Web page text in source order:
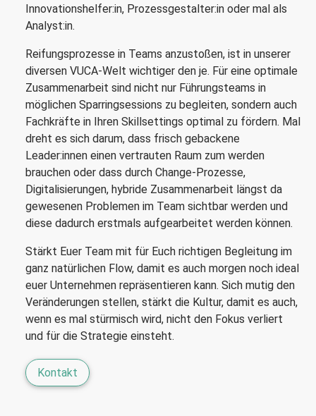
Innovationshelfer:in, Prozessgestalter:in oder mal als
Analyst:in.
Reifungsprozesse in Teams anzustoßen, ist in unserer
diversen VUCA-Welt wichtiger den je. Für eine optimale
Zusammenarbeit sind nicht nur Führungsteams in
möglichen Sparringsessions zu begleiten, sondern auch
Fachkräfte in Ihren Skillsettings optimal zu fördern. Mal
dreht es sich darum, dass frisch gebackene
Leader:innen einen vertrauten Raum zum werden
brauchen oder dass durch Change-Prozesse,
Digitalisierungen, hybride Zusammenarbeit längst da
gewesenen Problemen im Team sichtbar werden und
diese dadurch erstmals aufgearbeitet werden können.
Stärkt Euer Team mit für Euch richtigen Begleitung im
ganz natürlichen Flow, damit es auch morgen noch ideal
euer Unternehmen repräsentieren kann. Sich mutig den
Veränderungen stellen, stärkt die Kultur, damit es auch,
wenn es mal stürmisch wird, nicht den Fokus verliert
und für die Strategie einsteht.
Kontakt